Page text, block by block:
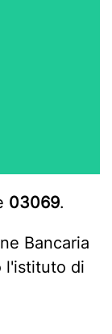
03069.
Bancaria
l'istituto di